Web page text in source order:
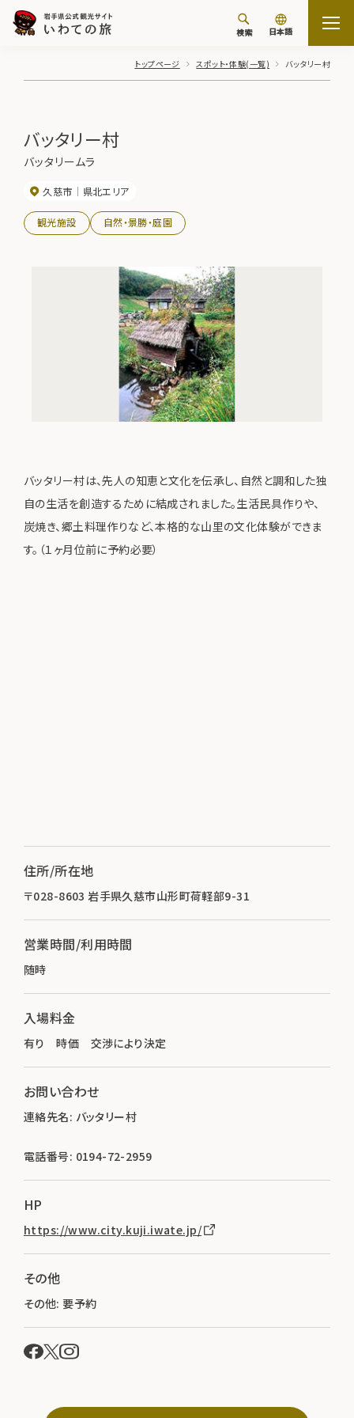
検索 日本語
トップページ スポット・体験(一覧) バッタリー村
バッタリー村
バッタリームラ
久慈市 県北エリア
観光施設 自然・景勝・庭園
バッタリー村は、先人の知恵と文化を伝承し、自然と調和した独
自の生活を創造するために結成されました。生活民具作りや、
炭焼き、郷土料理作りなど、本格的な山里の文化体験ができま
す。（１ヶ月位前に予約必要）
住所/所在地
〒028-8603 岩手県久慈市山形町荷軽部9-31
営業時間/利用時間
随時
入場料金
有り 時価 交渉により決定
お問い合わせ
連絡先名: バッタリー村
電話番号: 0194-72-2959
HP
https://www.city.kuji.iwate.jp/
その他
その他: 要予約